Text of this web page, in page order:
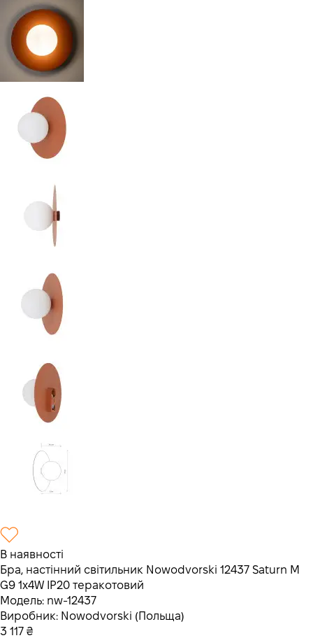
В наявності
Бра, настінний світильник Nowodvorski 12437 Saturn M
G9 1x4W IP20 теракотовий
Модель: nw-12437
Виробник: Nowodvorski (Польща)
3 117 ₴